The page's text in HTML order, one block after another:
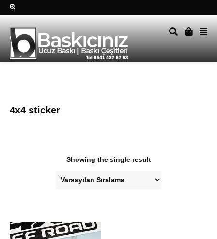
4x4 sticker
Showing the single result